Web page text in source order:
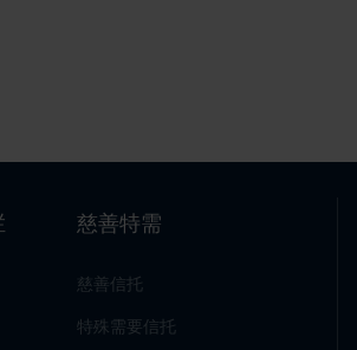
慈善特需
慈善信托
特殊需要信托